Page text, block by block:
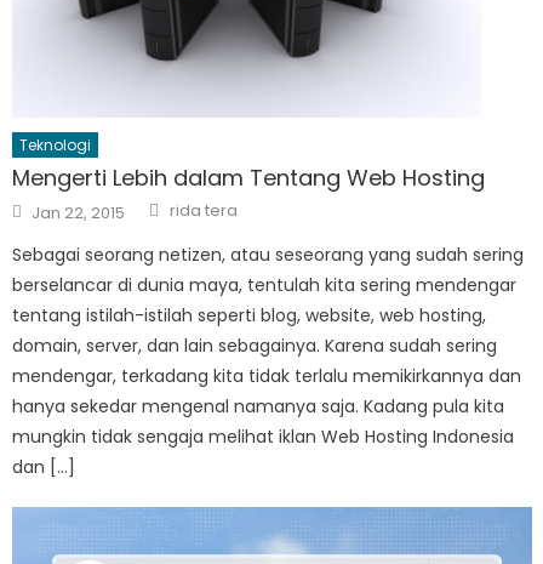
Teknologi
Mengerti Lebih dalam Tentang Web Hosting
Posted
on
Jan 22, 2015 Author
rida tera
Sebagai seorang netizen, atau seseorang yang sudah sering
berselancar di dunia maya, tentulah kita sering mendengar
tentang istilah-istilah seperti blog, website, web hosting,
domain, server, dan lain sebagainya. Karena sudah sering
mendengar, terkadang kita tidak terlalu memikirkannya dan
hanya sekedar mengenal namanya saja. Kadang pula kita
mungkin tidak sengaja melihat iklan Web Hosting Indonesia
dan […]